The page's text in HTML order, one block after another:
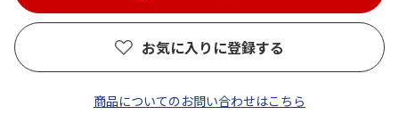
お気に入りに登録する
商品についてのお問い合わせはこちら